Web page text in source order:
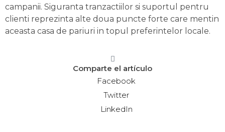
campanii. Siguranta tranzactiilor si suportul pentru
clienti reprezinta alte doua puncte forte care mentin
aceasta casa de pariuri in topul preferintelor locale.
Comparte el artículo
Facebook
Twitter
LinkedIn